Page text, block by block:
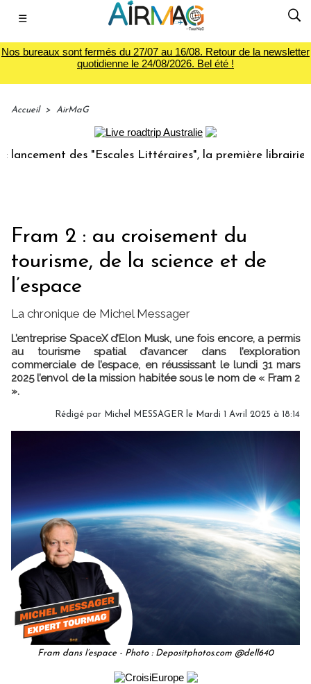
☰
Nos bureaux sont fermés du 27/07 au 16/08. Retour de la newsletter
quotidienne le 24/08/2026. Bel été !
Accueil > AirMaG
des "Escales Littéraires", la première librairie du
Fram 2 : au croisement du
tourisme, de la science et de
l’espace
La chronique de Michel Messager
L’entreprise SpaceX d’Elon Musk, une fois encore, a permis
au tourisme spatial d’avancer dans l’exploration
commerciale de l’espace, en réussissant le lundi 31 mars
2025 l’envol de la mission habitée sous le nom de « Fram 2
».
Rédigé par Michel MESSAGER le Mardi 1 Avril 2025 à 18:14
Fram dans l’espace - Photo : Depositphotos.com @dell640